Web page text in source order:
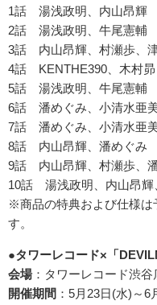
1話 湯浅政明、内山昂輝
2話 湯浅政明、牛尾憲輔
3話 内山昂輝、村瀬歩、
4話 KENTHE390、木村昴
5話 湯浅政明、牛尾憲輔
6話 潘めぐみ、小清水亜
7話 潘めぐみ、小清水亜
8話 内山昂輝、潘めぐみ
9話 内山昂輝、村瀬歩、
10話 湯浅政明、内山昂輝
※商品の特典および仕様は
す。
●タワーレコード×「
会場：タワーレコード渋
開催期間 ：5月23日(水)～6